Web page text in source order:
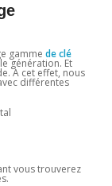
gamme de clé
génération. Et
A cet effet, nous
différentes
vous trouverez